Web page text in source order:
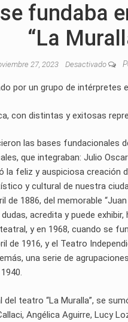
fundaba
“La
27, 2023 Desactivado
por un grupo de intérpretes
con distintas y exitosas
las bases fundacionales
que integraban: Julio
la feliz y auspiciosa creación
y cultural de nuestra
de 1886, del memorable
acredita y puede
y en 1968, cuando se
de 1916, y el Teatro
una serie de
teatro “La Muralla”, se
Angélica Aguirre, Lucy